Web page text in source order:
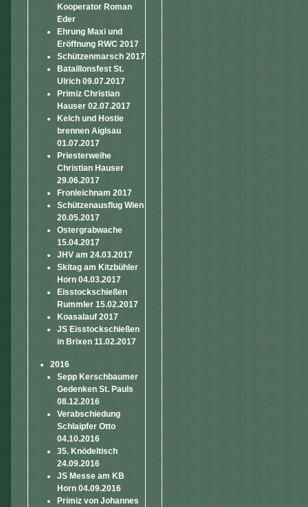
Kooperator Roman
Eder
Ehrung Maxi und
Eröffnung RWC 2017
Schützenmarsch 2017
Bataillonsfest St.
Ulrich 09.07.2017
Primiz Christian
Hauser 02.07.2017
Kelch und Hostie
brennen Aiglsau
01.07.2017
Priesterweihe
Christian Hauser
29.06.2017
Fronleichnam 2017
Schützenausflug Wien
20.05.2017
Ostergrabwache
15.04.2017
JHV am 24.03.2017
Skitag am Kitzbühler
Horn 04.03.2017
Eisstockschießen
Rummler 15.02.2017
Koasalauf 2017
JS Eisstockschießen
in Brixen 11.02.2017
2016
Sepp Kerschbaumer
Gedenken St. Pauls
08.12.2016
Verabschiedung
Schlaipfer Otto
04.10.2016
35. Knödeltisch
24.09.2016
JS Messe am KB
Horn 04.09.2016
Primiz von Johannes